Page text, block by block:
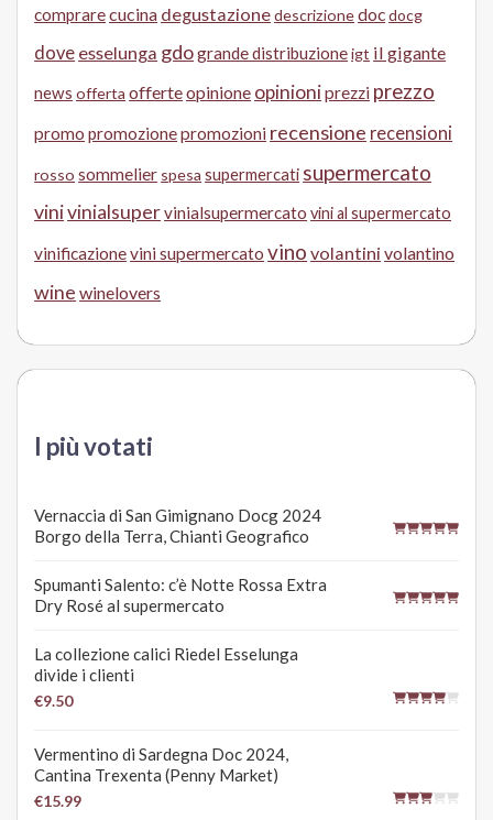
comprarecucina degustazionedescrizionedocdocg
dove esselunga gdogrande distribuzioneigt il gigante
news offerta offerteopinione opinioniprezzi prezzo
promo promozionepromozioni recensione recensioni
rosso sommelier spesa supermercati supermercato
vinivinialsupervinialsupermercato vini al supermercato
vinificazionevini supermercato vino volantini volantino
wine winelovers
I più votati
Vernaccia di San Gimignano Docg 2024
Borgo della Terra, Chianti Geografico
Spumanti Salento: c’è Notte Rossa Extra
Dry Rosé al supermercato
La collezione calici Riedel Esselunga
divide i clienti
€9.50
Vermentino di Sardegna Doc 2024,
Cantina Trexenta (Penny Market)
€15.99